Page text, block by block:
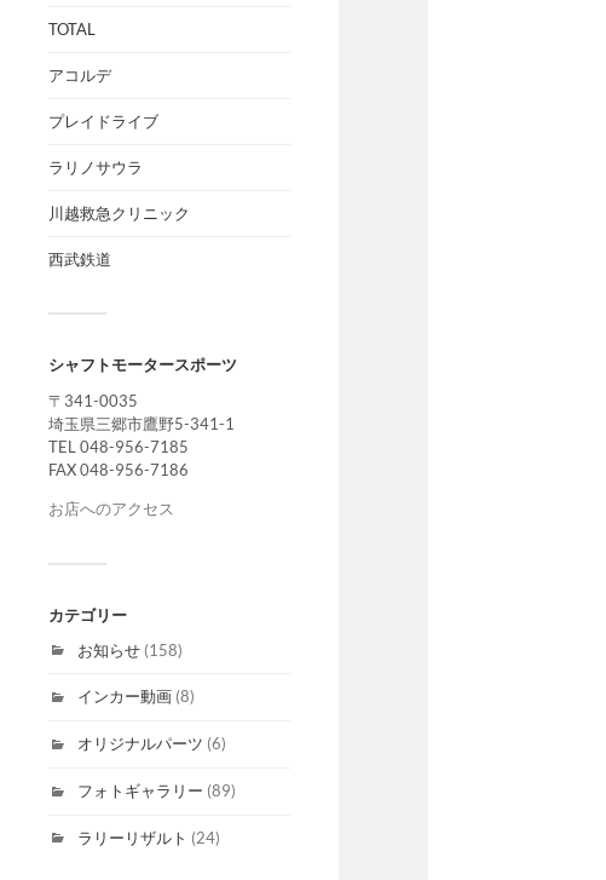
TOTAL
アコルデ
プレイドライブ
ラリノサウラ
川越救急クリニック
西武鉄道
シャフトモータースポーツ
〒341-0035
埼玉県三郷市鷹野5-341-1
TEL 048-956-7185
FAX 048-956-7186
お店へのアクセス
カテゴリー
お知らせ (158)
インカー動画 (8)
オリジナルパーツ (6)
フォトギャラリー (89)
ラリーリザルト (24)